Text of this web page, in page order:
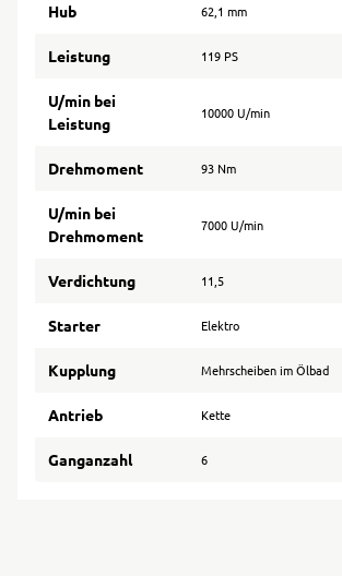
Hub 62,1 mm
Leistung 119 PS
U/min bei
Leistung
10000 U/min
Drehmoment 93 Nm
U/min bei
Drehmoment
7000 U/min
Verdichtung 11,5
Starter Elektro
Kupplung Mehrscheiben im Ölbad
Antrieb Kette
Ganganzahl 6